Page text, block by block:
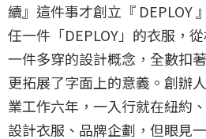
續』這件事才創立『 DEPLOY
任一件「DEPLOY」的衣服，
一件多穿的設計概念，全數扣
更拓展了字面上的意義。創辦人
業工作六年，一入行就在紐約
設計衣服、品牌企劃，但眼見